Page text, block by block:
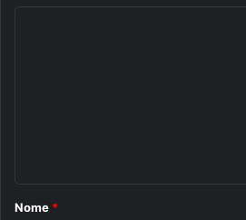
r
Nome *